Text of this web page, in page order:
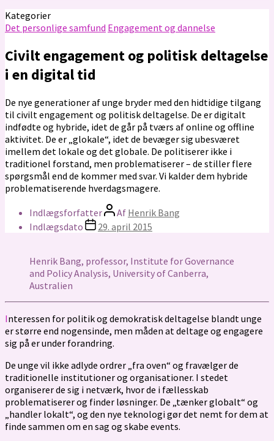
Kategorier
Det personlige samfund Engagement og dannelse
Civilt engagement og politisk deltagelse
i en digital tid
De nye generationer af unge bryder med den hidtidige tilgang
til civilt engagement og politisk deltagelse. De er digitalt
indfødte og hybride, idet de går på tværs af online og offline
aktivitet. De er „glokale“, idet de bevæger sig ubesværet
imellem det lokale og det globale. De politiserer ikke i
traditionel forstand, men problematiserer – de stiller flere
spørgsmål end de kommer med svar. Vi kalder dem hybride
problematiserende hverdagsmagere.
Indlægsforfatter
Af Henrik Bang
Indlægsdato
29. april 2015
Henrik Bang, professor, Institute for Governance
and Policy Analysis, University of Canberra,
Australien
Interessen for politik og demokratisk deltagelse blandt unge
er større end nogensinde, men måden at deltage og engagere
sig på er under forandring.
De unge vil ikke adlyde ordrer „fra oven“ og fravælger de
traditionelle institutioner og organisationer. I stedet
organiserer de sig i netværk, hvor de i fællesskab
problematiserer og finder løsninger. De „tænker globalt“ og
„handler lokalt“, og den nye teknologi gør det nemt for dem at
finde sammen om en sag og skabe events.